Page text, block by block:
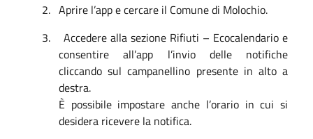
2. Aprire l’app e cercare il Comune di Molochio.
3.
Accedere alla sezione Rifiuti – Ecocalendario e
consentire all’app l’invio delle notifiche
cliccando sul campanellino presente in alto a
destra.
È possibile impostare anche l’orario in cui si
desidera ricevere la notifica.